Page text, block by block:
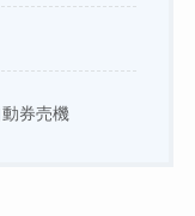
券売機